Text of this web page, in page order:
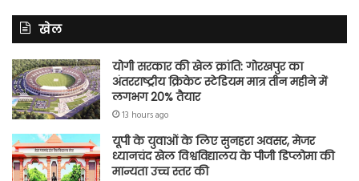
खेल
योगी सरकार की खेल क्रांति: गोरखपुर का
अंतरराष्ट्रीय क्रिकेट स्टेडियम मात्र तीन महीने में
लगभग 20% तैयार
13 hours ago
यूपी के युवाओं के लिए सुनहरा अवसर, मेजर
ध्यानचंद खेल विश्वविद्यालय के पीजी डिप्लोमा की
मान्यता उच्च स्तर की